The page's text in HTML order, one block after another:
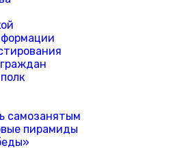
самозанятым
пирамиды